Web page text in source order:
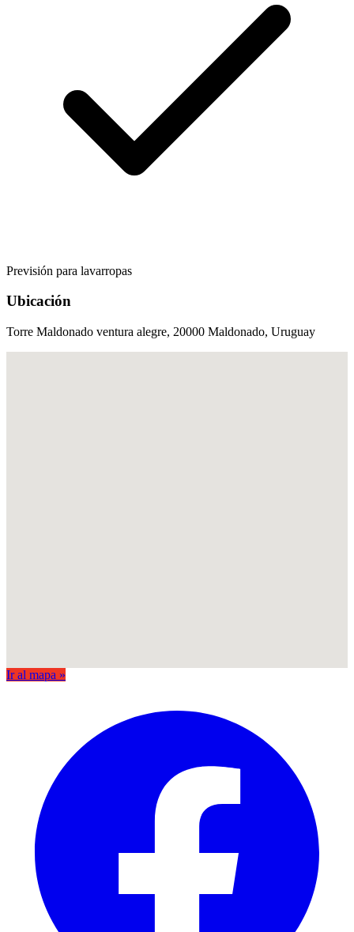
Previsión para lavarropas
Ubicación
Torre Maldonado ventura alegre, 20000 Maldonado, Uruguay
Ir al mapa »